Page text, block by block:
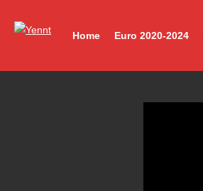
Home Euro 2020-2024